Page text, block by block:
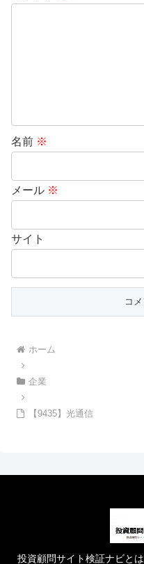
名前 ※
メール ※
サイト
ホーム
企業
【9435】光通信
投資顧問サイト検証ナビとは